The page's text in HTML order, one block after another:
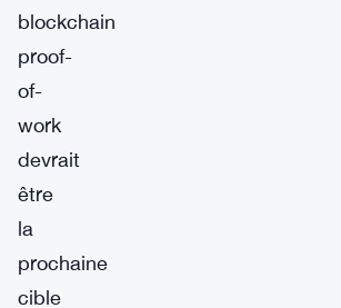
blockchain
proof-
of-
work
devrait
être
la
prochaine
cible